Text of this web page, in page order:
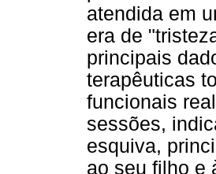
atendida em
era de
principais
terapêuticas
funcionais
sessões,
esquiva,
ao seu filho e